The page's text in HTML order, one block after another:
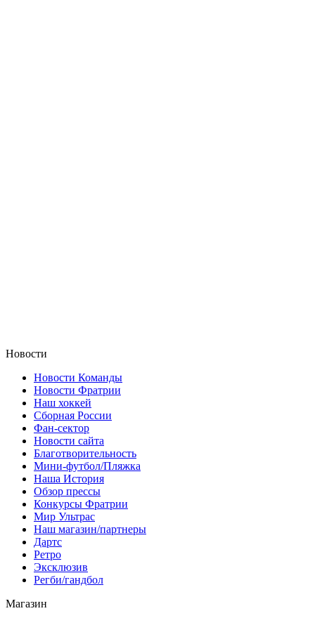
Новости
Новости Команды
Новости Фратрии
Наш хоккей
Сборная России
Фан-cектор
Новости сайта
Благотворительность
Мини-футбол/Пляжка
Наша История
Обзор прессы
Конкурсы Фратрии
Мир Ультрас
Наш магазин/партнеры
Дартс
Ретро
Эксклюзив
Регби/гандбол
Магазин